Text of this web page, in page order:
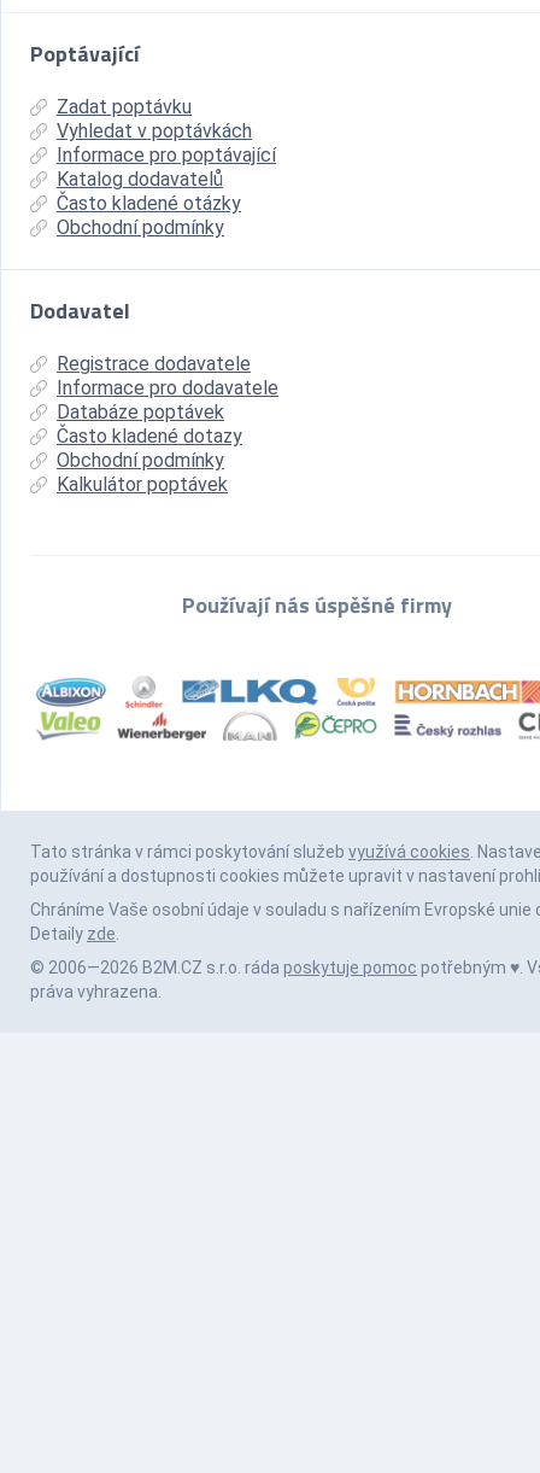
Poptávající
Zadat poptávku
Vyhledat v poptávkách
Informace pro poptávající
Katalog dodavatelů
Často kladené otázky
Obchodní podmínky
Dodavatel
Registrace dodavatele
Informace pro dodavatele
Databáze poptávek
Často kladené dotazy
Obchodní podmínky
Kalkulátor poptávek
Používají nás úspěšné firmy
Tato stránka v rámci poskytování služeb využívá cookies.
používání a dostupnosti cookies můžete upravit v nastavení
Chráníme Vaše osobní údaje v souladu s nařízením Evropské unie
Detaily zde.
© 2006—2026 B2M.CZ s.r.o. ráda poskytuje pomoc potřebným ♥️.
práva vyhrazena.